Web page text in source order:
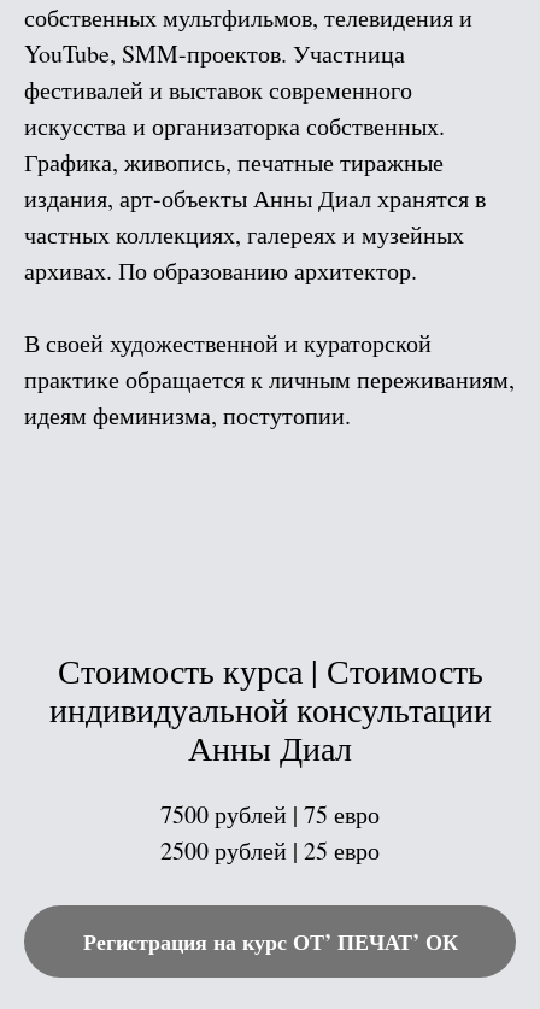
собственных мультфильмов, телевидения и
YouTube, SMM-проектов. Участница
фестивалей и выставок современного
искусства и организаторка собственных.
Графика, живопись, печатные тиражные
издания, арт-объекты Анны Диал хранятся в
частных коллекциях, галереях и музейных
архивах. По образованию архитектор.
В своей художественной и кураторской
практике обращается к личным переживаниям,
идеям феминизма, постутопии.
Стоимость курса | Стоимость
индивидуальной консультации
Анны Диал
7500 рублей | 75 евро
2500 рублей | 25 евро
Регистрация на курс ОТ’ ПЕЧАТ’ ОК